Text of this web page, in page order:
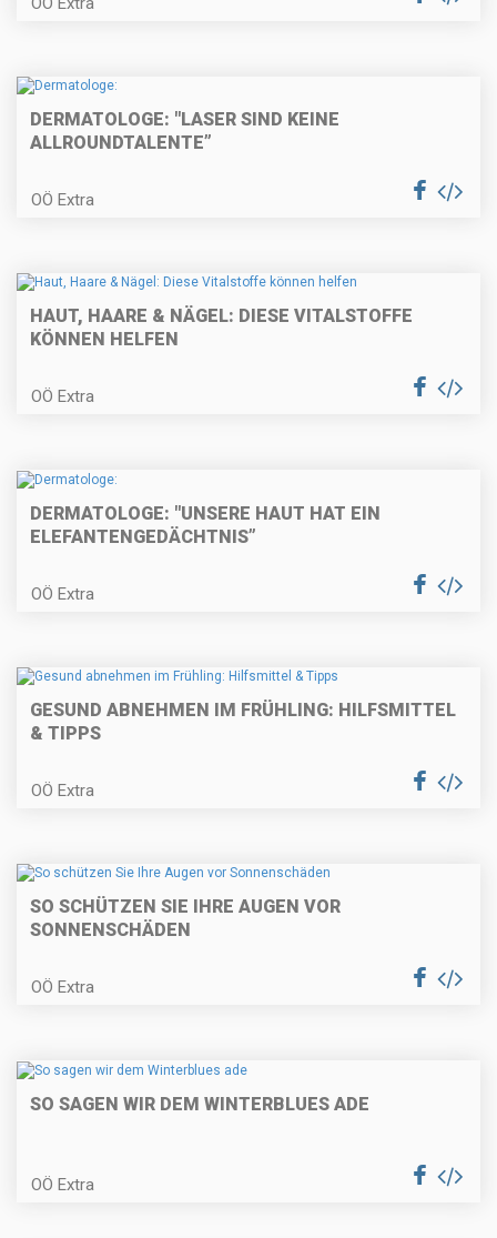
DERMATOLOGE: "LASER SIND KEINE
ALLROUNDTALENTE”
OÖ Extra
HAUT, HAARE & NÄGEL: DIESE VITALSTOFFE
KÖNNEN HELFEN
OÖ Extra
DERMATOLOGE: "UNSERE HAUT HAT EIN
ELEFANTENGEDÄCHTNIS”
OÖ Extra
GESUND ABNEHMEN IM FRÜHLING: HILFSMITTEL
& TIPPS
OÖ Extra
SO SCHÜTZEN SIE IHRE AUGEN VOR
SONNENSCHÄDEN
OÖ Extra
SO SAGEN WIR DEM WINTERBLUES ADE
OÖ Extra